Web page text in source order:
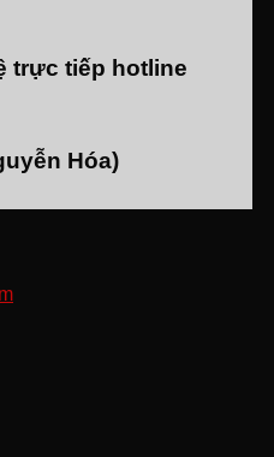
trực tiếp hotline
Hóa)